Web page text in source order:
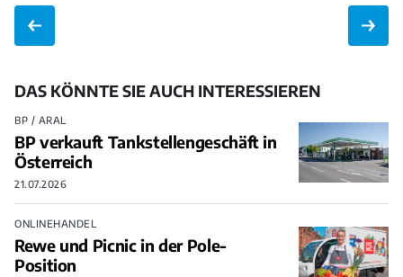
DAS KÖNNTE SIE AUCH INTERESSIEREN
BP / ARAL
BP verkauft Tankstellengeschäft in
Österreich
21.07.2026
ONLINEHANDEL
Rewe und Picnic in der Pole-
Position